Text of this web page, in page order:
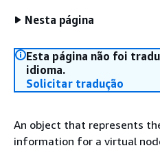
Nesta página
Esta página não foi
idioma.
Solicitar tradução
An object that represents
information for a virtual